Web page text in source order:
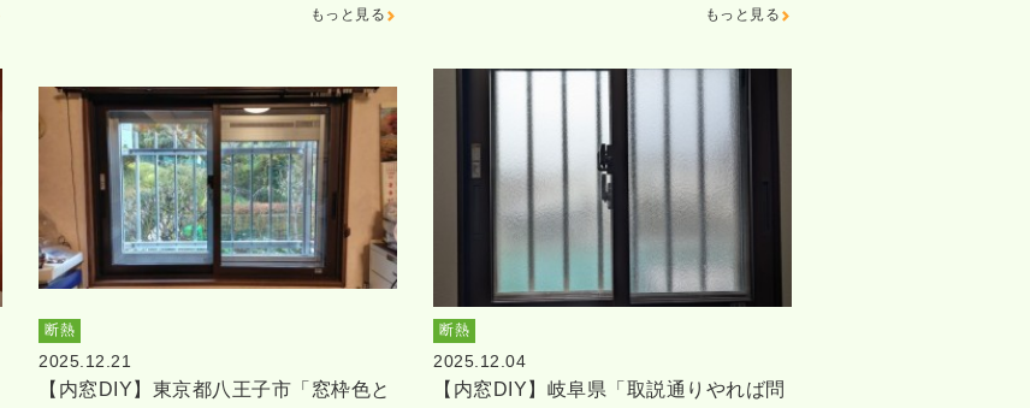
もっと見る もっと見る
断熱
2025.12.21
【内窓DIY】東京都八王子市「窓枠色と
断熱
2025.12.04
【内窓DIY】岐阜県「取説通りやれば問